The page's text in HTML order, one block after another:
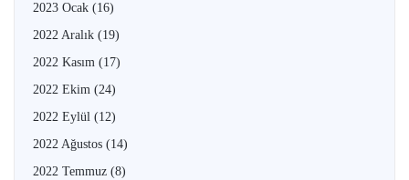
2023 Ocak (16)
2022 Aralık (19)
2022 Kasım (17)
2022 Ekim (24)
2022 Eylül (12)
2022 Ağustos (14)
2022 Temmuz (8)